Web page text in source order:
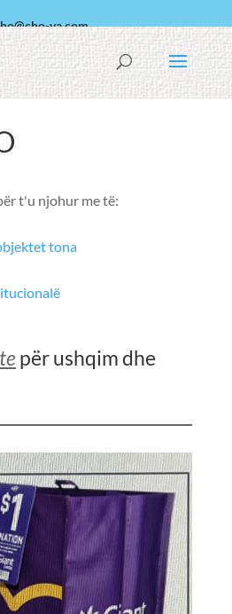
va.com
Español
t'u njohur me të:
tona
për ushqim dhe